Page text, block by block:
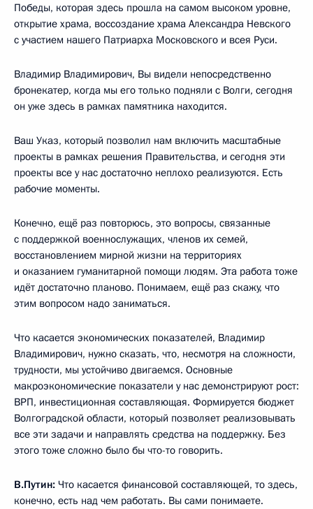
Победы, которая здесь прошла на самом высоком уровне,
открытие храма, воссоздание храма Александра Невского
с участием нашего Патриарха Московского и всея Руси.
Владимир Владимирович, Вы видели непосредственно
бронекатер, когда мы его только подняли с Волги, сегодня
он уже здесь в рамках памятника находится.
Ваш Указ, который позволил нам включить масштабные
проекты в рамках решения Правительства, и сегодня эти
проекты все у нас достаточно неплохо реализуются. Есть
рабочие моменты.
Конечно, ещё раз повторюсь, это вопросы, связанные
с поддержкой военнослужащих, членов их семей,
восстановлением мирной жизни на территориях
и оказанием гуманитарной помощи людям. Эта работа тоже
идёт достаточно планово. Понимаем, ещё раз скажу, что
этим вопросом надо заниматься.
Что касается экономических показателей, Владимир
Владимирович, нужно сказать, что, несмотря на сложности,
трудности, мы устойчиво двигаемся. Основные
макроэкономические показатели у нас демонстрируют рост:
ВРП, инвестиционная составляющая. Формируется бюджет
Волгоградской области, который позволяет реализовывать
все эти задачи и направлять средства на поддержку. Без
этого тоже сложно было бы что-то говорить.
В.Путин: Что касается финансовой составляющей, то здесь,
конечно, есть над чем работать. Вы сами понимаете.